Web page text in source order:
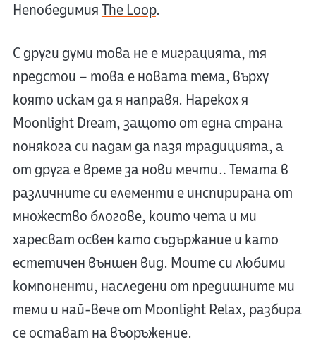
НепобедимияThe Loop.
С други думи това не е миграцията, тя
предстои – това е новата тема, върху
която искам да я направя. Нарекох я
Moonlight Dream, защото от една страна
понякога си падам да пазя традицията, а
от друга е време за нови мечти… Темата в
различните си елементи е инспирирана от
множество блогове, които чета и ми
харесват освен като съдържание и като
естетичен външен вид. Моите си любими
компоненти, наследени от предишните ми
теми и най-вече от Moonlight Relax, разбира
се остават на въоръжение.